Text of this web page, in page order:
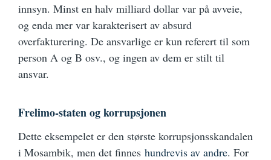
innsyn. Minst en halv milliard dollar var på avveie,
og enda mer var karakterisert av absurd
overfakturering. De ansvarlige er kun referert til som
person A og B osv., og ingen av dem er stilt til
ansvar.
Frelimo-staten og korrupsjonen
Dette eksempelet er den største korrupsjonsskandalen
i Mosambik, men det finnes hundrevis av andre. For